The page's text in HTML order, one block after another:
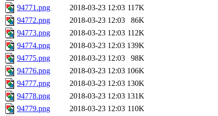
94771.png
2018-03-23 12:03 117K
94772.png
2018-03-23 12:03
86K
94773.png
2018-03-23 12:03 112K
94774.png
2018-03-23 12:03 139K
94775.png
2018-03-23 12:03
98K
94776.png
2018-03-23 12:03 106K
94777.png
2018-03-23 12:03 130K
94778.png
2018-03-23 12:03 131K
94779.png
2018-03-23 12:03 110K